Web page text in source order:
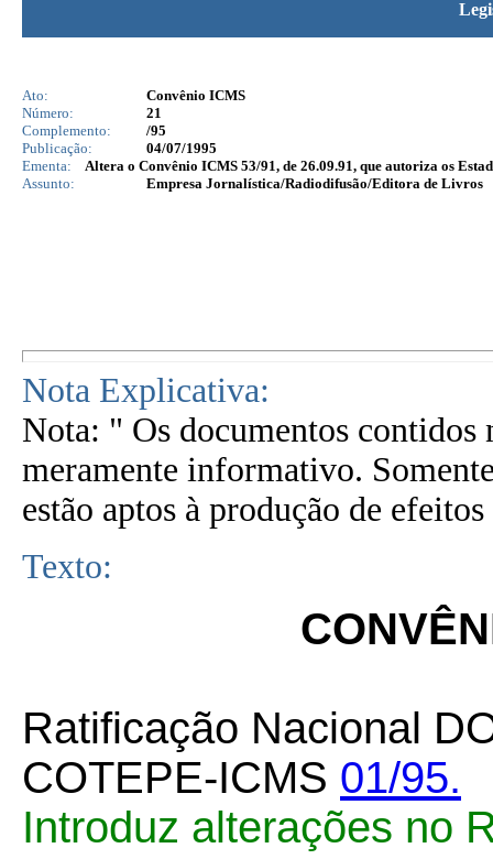
Ato:
Convênio ICMS
Número:
21
Complemento:
/95
Publicação:
04/07/1995
Ementa:
Altera o Convênio ICMS 53/91, de 26.09.91, que autoriza os
Assunto:
Empresa Jornalística/Radiodifusão/Editora de Livros
Nota Explicativa:
Nota: " Os documentos contidos
meramente informativo.
estão aptos à produção de
Texto:
Ratificação Nacional
COTEPE-ICMS 01/95.
Introduz alterações no